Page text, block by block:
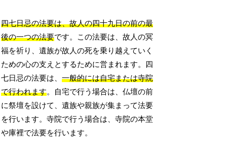
四七日忌の法要は、故人の四十九日の前の最
後の一つの法要です。この法要は、故人の冥
福を祈り、遺族が故人の死を乗り越えていく
ための心の支えとするために営まれます。四
七日忌の法要は、一般的には自宅または寺院
で行われます。自宅で行う場合は、仏壇の前
に祭壇を設けて、遺族や親族が集まって法要
を行います。寺院で行う場合は、寺院の本堂
や庫裡で法要を行います。